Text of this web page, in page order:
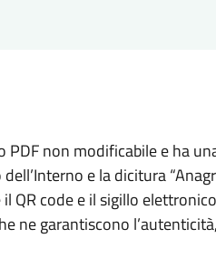
non modificabile e ha
e la dicitura
QR code e il sigillo
ne garantiscono